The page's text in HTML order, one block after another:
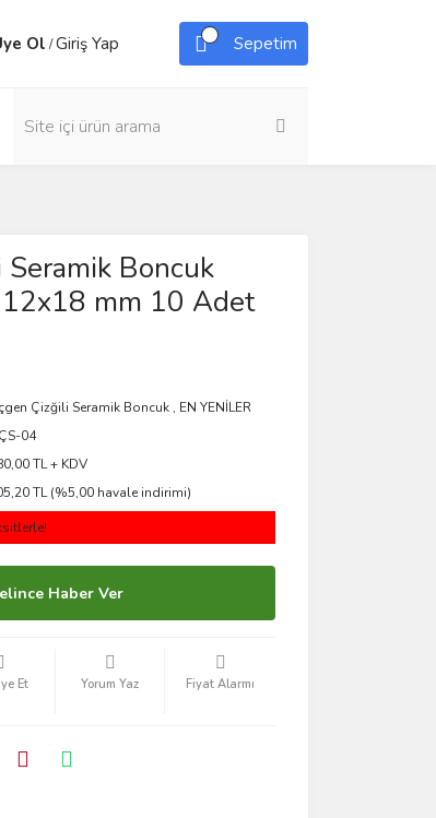
Ol /Giriş Yap Sepetim
Boncuk
mm 10 Adet
Çizğili Seramik Boncuk , EN YENİLER
04
TL + KDV
TL (%5,00 havale indirimi)
Haber Ver
Et Yorum Yaz Fiyat Alarmı